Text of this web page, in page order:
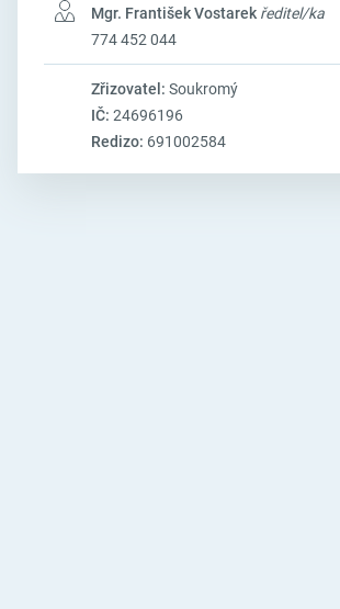
Mgr. František Vostarek ředitel/ka
774 452 044
Zřizovatel: Soukromý
IČ: 24696196
Redizo: 691002584